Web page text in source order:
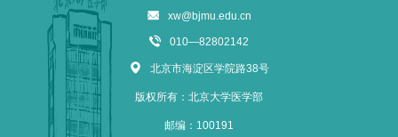
xw@bjmu.edu.cn
010—82802142
北京市海淀区学院路38号
版权所有：北京大学医学部
邮编：100191